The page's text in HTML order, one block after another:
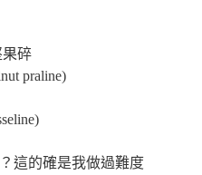
果碎
praline)
這的確是我做過難度